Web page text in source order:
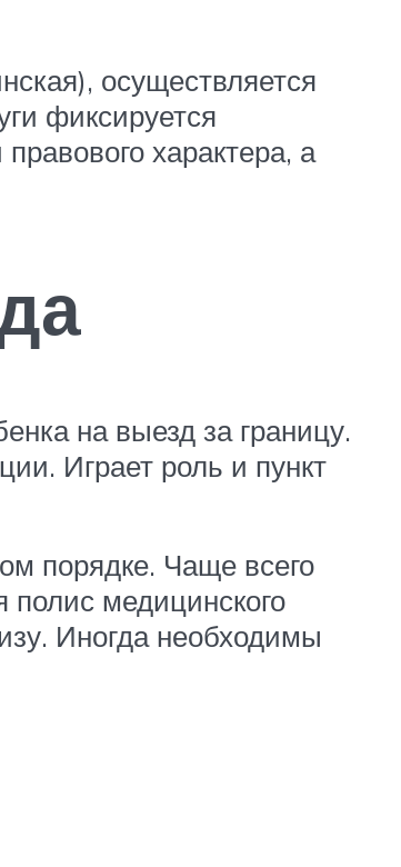
осуществляется
фиксируется
характера, а
на выезд за границу.
Играет роль и пункт
порядке. Чаще всего
полис медицинского
Иногда необходимы